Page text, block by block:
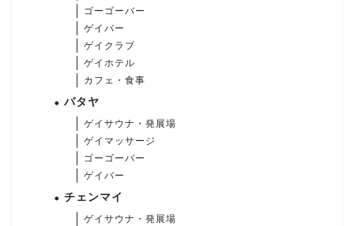
ゴーゴーバー
ゲイバー
ゲイクラブ
ゲイホテル
カフェ・食事
パタヤ
ゲイサウナ・発展場
ゲイマッサージ
ゴーゴーバー
ゲイバー
チェンマイ
ゲイサウナ・発展場